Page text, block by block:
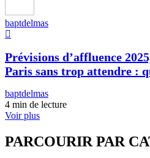
baptdelmas
Prévisions d’affluence
Paris sans trop attendre :
baptdelmas
4 min de lecture
Voir plus
PARCOURIR PAR